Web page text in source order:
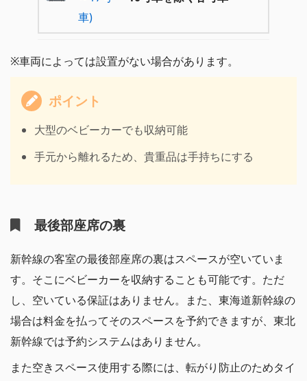
車)
※車両によっては設置がない場合があります。
ポイント
大型のベビーカーでも収納可能
手元から離れるため、貴重品は手持ちにする
最後部座席の裏
新幹線の客室の最後部座席の裏はスペースが空いていま
す。そこにベビーカーを収納することも可能です。ただ
し、空いている保証はありません。また、東海道新幹線の
場合は料金を払ってそのスペースを予約できますが、東北
新幹線では予約システムはありません。
また空きスペース使用する際には、転がり防止のためタイ